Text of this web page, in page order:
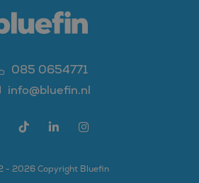
085 0654771
info@bluefin.nl
- 2026 Copyright Bluefin